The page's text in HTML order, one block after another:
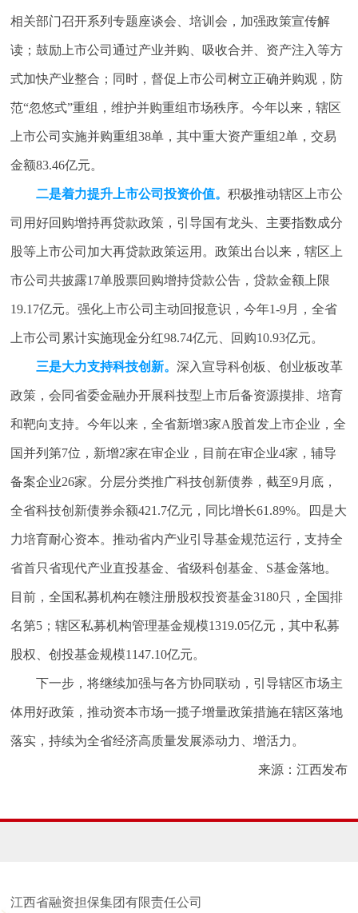
相关部门召开系列专题座谈会、培训会，加强政策宣传解
读；鼓励上市公司通过产业并购、吸收合并、资产注入等方
式加快产业整合；同时，督促上市公司树立正确并购观，防
范“忽悠式”重组，维护并购重组市场秩序。今年以来，辖区
上市公司实施并购重组38单，其中重大资产重组2单，交易
金额83.46亿元。
二是着力提升上市公司投资价值。 积极推动辖区上市公
司用好回购增持再贷款政策，引导国有龙头、主要指数成分
股等上市公司加大再贷款政策运用。政策出台以来，辖区上
市公司共披露17单股票回购增持贷款公告，贷款金额上限
19.17亿元。强化上市公司主动回报意识，今年1-9月，全省
上市公司累计实施现金分红98.74亿元、回购10.93亿元。
三是大力支持科技创新。 深入宣导科创板、创业板改革
政策，会同省委金融办开展科技型上市后备资源摸排、培育
和靶向支持。今年以来，全省新增3家A股首发上市企业，全
国并列第7位，新增2家在审企业，目前在审企业4家，辅导
备案企业26家。分层分类推广科技创新债券，截至9月底，
全省科技创新债券余额421.7亿元，同比增长61.89%。四是大
力培育耐心资本。推动省内产业引导基金规范运行，支持全
省首只省现代产业直投基金、省级科创基金、S基金落地。
目前，全国私募机构在赣注册股权投资基金3180只，全国排
名第5；辖区私募机构管理基金规模1319.05亿元，其中私募
股权、创投基金规模1147.10亿元。
下一步，将继续加强与各方协同联动，引导辖区市场主
体用好政策，推动资本市场一揽子增量政策措施在辖区落地
落实，持续为全省经济高质量发展添动力、增活力。
来源：江西发布
江西省融资担保集团有限责任公司